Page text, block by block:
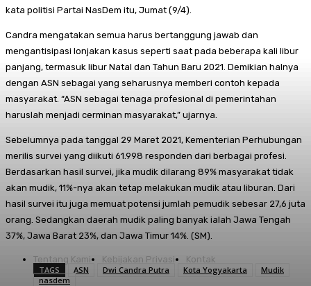
kata politisi Partai NasDem itu, Jumat (9/4).
Candra mengatakan semua harus bertanggung jawab dan
mengantisipasi lonjakan kasus seperti saat pada beberapa kali libur
panjang, termasuk libur Natal dan Tahun Baru 2021. Demikian halnya
dengan ASN sebagai yang seharusnya memberi contoh kepada
masyarakat. “ASN sebagai tenaga profesional di pemerintahan
haruslah menjadi cerminan masyarakat,” ujarnya.
Sebelumnya pada tanggal 29 Maret 2021, Kementerian Perhubungan
merilis survei yang diikuti 61.998 responden dari berbagai profesi.
Berdasarkan hasil survei, jika mudik dilarang 89% masyarakat tidak
akan mudik, 11%-nya akan tetap melakukan mudik atau liburan. Dari
hasil survei itu juga memuat potensi jumlah pemudik sebesar 27,6 juta
orang. Sedangkan daerah mudik paling banyak ialah Jawa Tengah
37%, Jawa Barat 23%, dan Jawa Timur 14%. (SM).
Tentang Kami Kebijakan Privasi
Kontak
TAGS
ASN Dwi Candra Putra Kota Yogyakarta
Mudik
nasdem